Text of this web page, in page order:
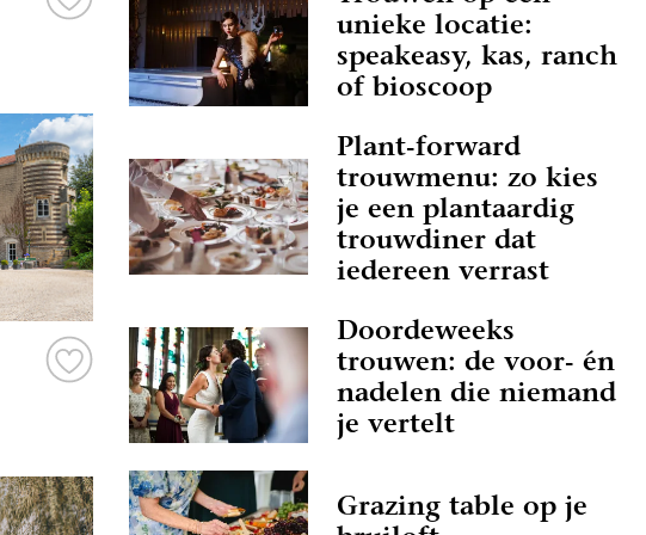
unieke locatie:
speakeasy, kas, ranch
of bioscoop
Plant-forward
trouwmenu: zo kies
je een plantaardig
trouwdiner dat
iedereen verrast
Doordeweeks
trouwen: de voor- én
nadelen die niemand
je vertelt
Grazing table op je